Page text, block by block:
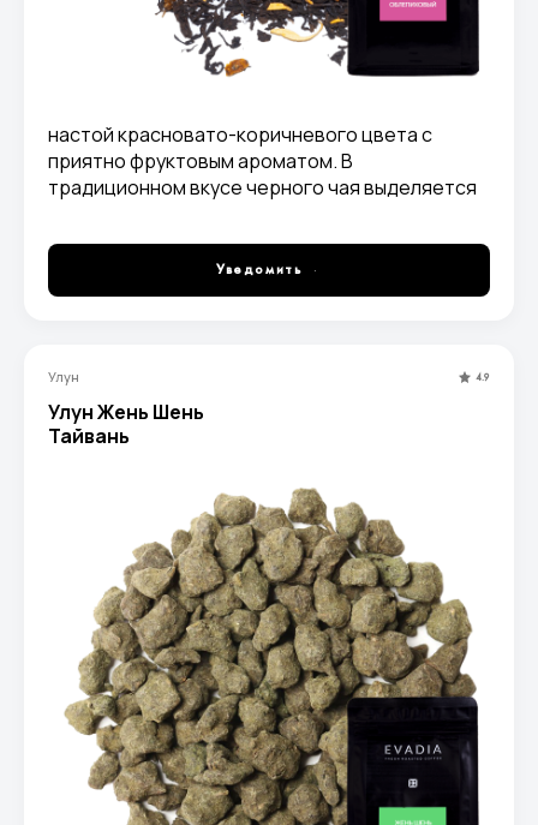
настой красновато-коричневого цвета с
приятно фруктовым ароматом. В
традиционном вкусе черного чая выделяется
послевкусие приятное, длительное
Уведомить
Улун 4.9
Улун Жень Шень
Тайвань